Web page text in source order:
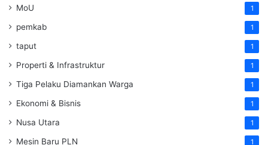
MoU 1
pemkab 1
taput 1
Properti & Infrastruktur 1
Tiga Pelaku Diamankan Warga 1
Ekonomi & Bisnis 1
Nusa Utara 1
Mesin Baru PLN 1